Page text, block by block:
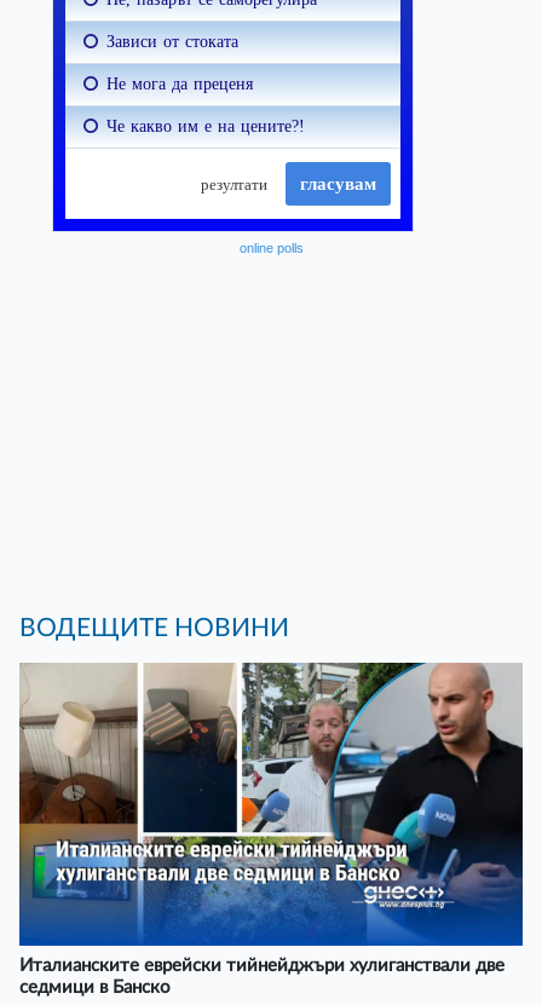
online polls
ВОДЕЩИТЕ НОВИНИ
Италианските еврейски тийнейджъри хулиганствали две
седмици в Банско